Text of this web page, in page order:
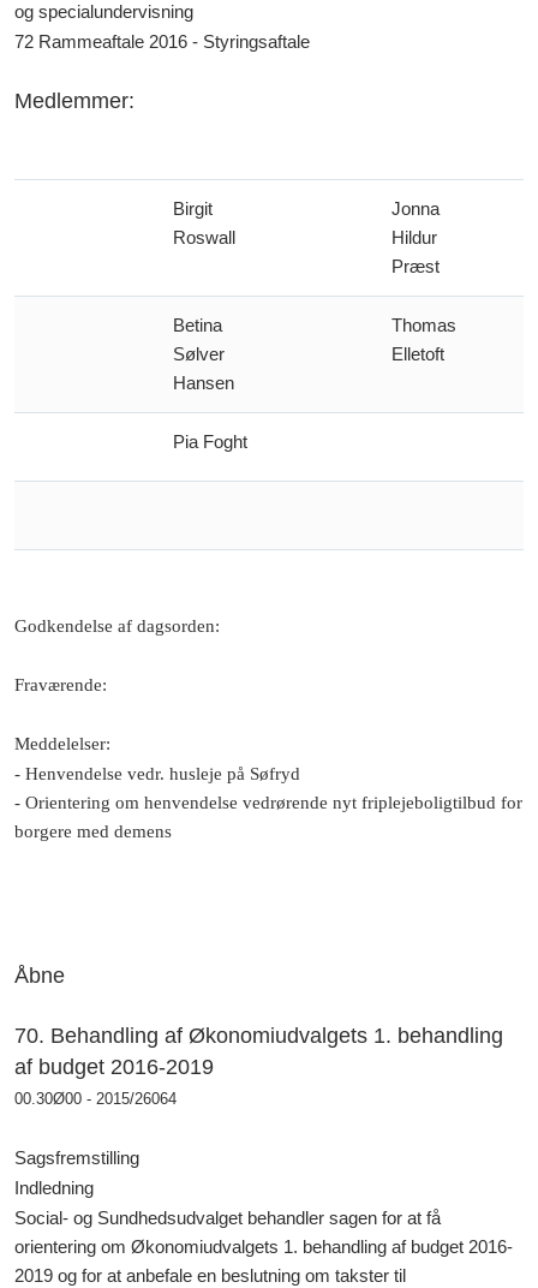
og specialundervisning
72 Rammeaftale 2016 - Styringsaftale
Medlemmer:
Birgit
Roswall
Jonna
Hildur
Præst
Betina
Sølver
Hansen
Thomas
Elletoft
Pia Foght
Godkendelse af dagsorden:
Fraværende:
Meddelelser:
- Henvendelse vedr. husleje på Søfryd
- Orientering om henvendelse vedrørende nyt friplejeboligtilbud for
borgere med demens
Åbne
70. Behandling af Økonomiudvalgets 1. behandling
af budget 2016-2019
00.30Ø00 - 2015/26064
Sagsfremstilling
Indledning
Social- og Sundhedsudvalget behandler sagen for at få
orientering om Økonomiudvalgets 1. behandling af budget 2016-
2019 og for at anbefale en beslutning om takster til